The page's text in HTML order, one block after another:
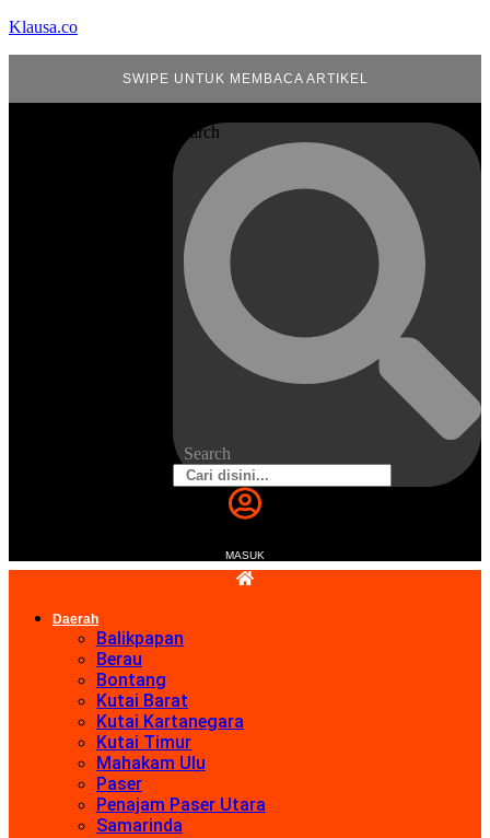
Klausa.co
SWIPE UNTUK MEMBACA ARTIKEL
Search
Search
MASUK
Daerah
Balikpapan
Berau
Bontang
Kutai Barat
Kutai Kartanegara
Kutai Timur
Mahakam Ulu
Paser
Penajam Paser Utara
Samarinda